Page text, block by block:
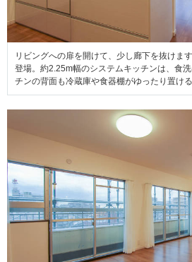
リビングへの扉を開けて、少し廊下を抜けま
登場。約2.25m幅のシステムキッチンは、食
チンの背面も冷蔵庫や食器棚がゆったり置け